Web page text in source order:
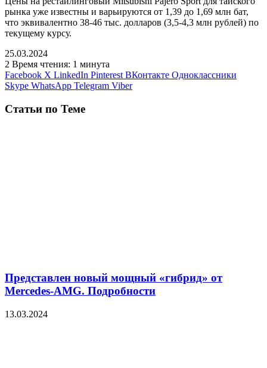
рынка уже известны и варьируются от 1,39 до 1,69 млн бат,
что эквивалентно 38-46 тыс. долларов (3,5-4,3 млн рублей) по
текущему курсу.
25.03.2024
2 Время чтения: 1 минута
Facebook X LinkedIn Pinterest ВКонтакте Одноклассники
Skype WhatsApp Telegram Viber
Статьи по Теме
Представлен новый мощный «гибрид» от
Mercedes-AMG. Подробности
13.03.2024